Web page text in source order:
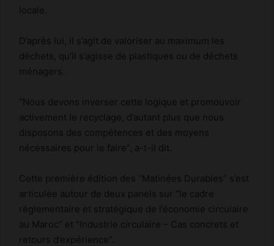
locale.
D’après lui, il s’agit de valoriser au maximum les
déchets, qu’il s’agisse de plastiques ou de déchets
ménagers.
“Nous devons inverser cette logique et promouvoir
activement le recyclage, d’autant plus que nous
disposons des compétences et des moyens
nécessaires pour le faire”, a-t-il dit.
Cette première édition des “Matinées Durables” s’est
articulée autour de deux panels sur “le cadre
réglementaire et stratégique de l’économie circulaire
au Maroc” et “Industrie circulaire – Cas concrets et
retours d’expérience”.